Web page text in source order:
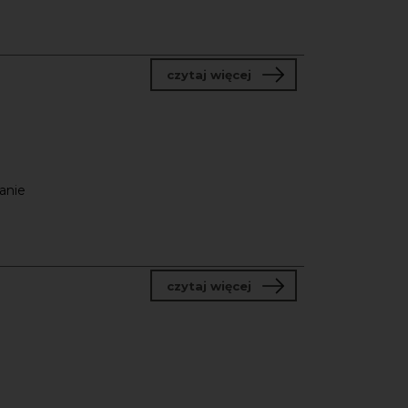
czytaj więcejo Program
czytaj więcejo Nabór do partnerstw